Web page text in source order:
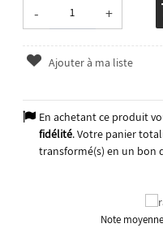
- +
Ajouter à ma liste
En achetant ce produit
fidélité. Votre panier
transformé(s) en un bon
Note